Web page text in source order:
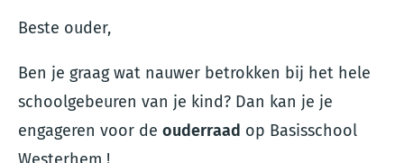
Beste ouder,
Ben je graag wat nauwer betrokken bij het hele
schoolgebeuren van je kind? Dan kan je je
engageren voor de ouderraad op Basisschool